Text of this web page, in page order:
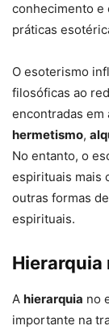
conhecimento e
práticas
O esoterismo
filosóficas ao
encontradas em
hermetismo,
No entanto, o
espirituais mais
outras formas
espirituais.
Hierarquia
A hierarquia no
importante na